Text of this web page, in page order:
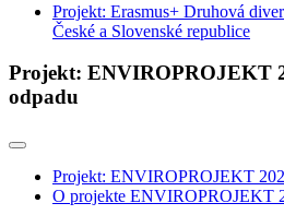
Projekt: Erasmus+ Druhová
České a Slovenské republice
Projekt: ENVIROPROJEKT
odpadu
Projekt: ENVIROPROJEKT
O projekte ENVIROPROJEKT